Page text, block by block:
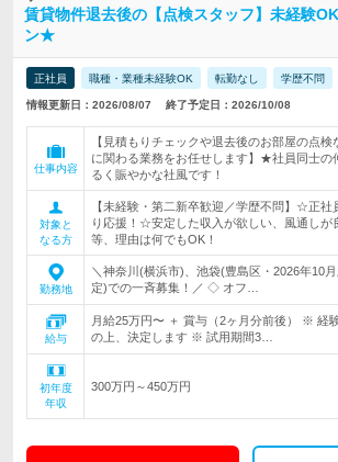
賃貸物件退去後の【点検スタッフ】未経験
ン★
正社員 職種・業種未経験OK 転勤なし 学歴不問
情報更新日：2026/08/07 終了予定日：2026/10/08
仕事内容
【見積もりチェックや退去後のお部屋の点検
に関わる業務をお任せします】★社員同士の
るく賑やかな社風です！
対象と
なる方
【未経験・第二新卒歓迎／学歴不問】☆正社
り応援！☆安定した収入が欲しい、風通しが
等、理由は何でもOK！
勤務地
＼神奈川(横浜市)、池袋(豊島区・2026年10
定)での一斉募集！／ ◇ オフ…
給与
月給25万円〜 ＋ 賞与（2ヶ月分前後） ※ 経
の上、決定します ※ 試用期間3…
初年度
年収
300万円～450万円